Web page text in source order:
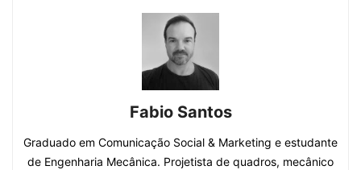
Fabio Santos
Graduado em Comunicação Social & Marketing e estudante
de Engenharia Mecânica. Projetista de quadros, mecânico